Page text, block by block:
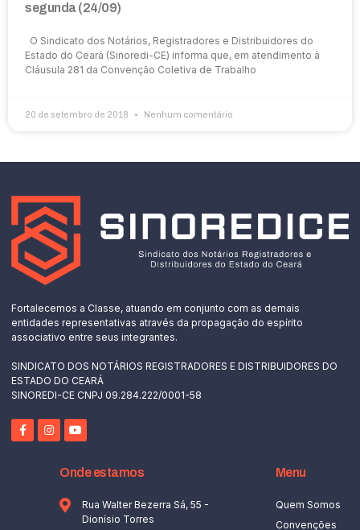
segunda (24/09)
O Sindicato dos Notários, Registradores e Distribuidores do
Estado do Ceará (Sinoredi-CE) informa que, em atendimento à
Cláusula 281 da Convenção Coletiva de Trabalho
20 de setembro de 2018 Nenhum comentário
Fortalecemos a Classe, atuando em conjunto com as demais
entidades representativas através da propagação do espírito
associativo entre seus integrantes.
SINDICATO DOS NOTÁRIOS REGISTRADORES E DISTRIBUIDORES DO
ESTADO DO CEARÁ
SINOREDI-CE CNPJ 09.284.222/0001-58
Onde estamos
Rua Walter Bezerra Sá, 55 -
Dionísio Torres
Menu
Quem Somos
Convenções